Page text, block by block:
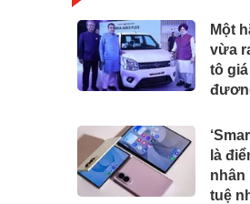
Một
vừa
tô
xăng
E100
là
nhân
tuệ